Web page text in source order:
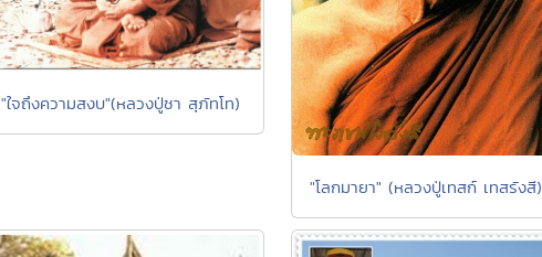
"ใจถึงความสงบ"(หลวงปู่ชา สุภัทโท)
"โลกมายา" (หลวงปู่เทสก์ เทสรังสี)